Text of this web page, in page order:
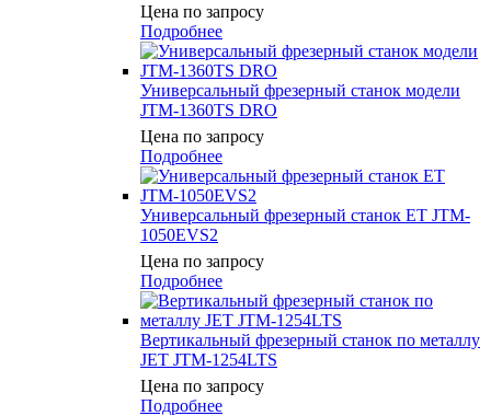
Цена по запросу
Подробнее
Универсальный фрезерный станок модели
JTM-1360TS DRO
Цена по запросу
Подробнее
Универсальный фрезерный станок ET JTM-
1050EVS2
Цена по запросу
Подробнее
Вертикальный фрезерный станок по металлу
JET JTM-1254LTS
Цена по запросу
Подробнее